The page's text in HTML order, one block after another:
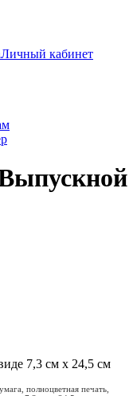
Личный кабинет
7,3 см х 24,5 см
полноцветная печать,